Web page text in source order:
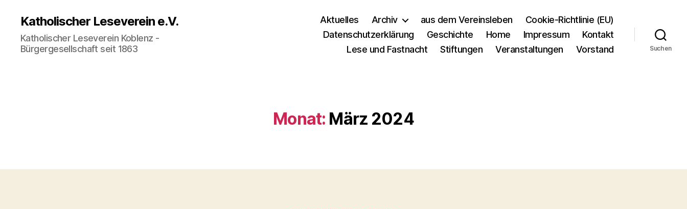
Katholischer Leseverein e.V.
Katholischer Leseverein Koblenz -
Bürgergesellschaft seit 1863
Aktuelles Archiv aus dem Vereinsleben
Cookie-Richtlinie (EU)
Datenschutzerklärung
Geschichte Home Impressum
Kontakt
Lese und Fastnacht
Stiftungen Veranstaltungen Vorstand Suchen
Monat: März 2024